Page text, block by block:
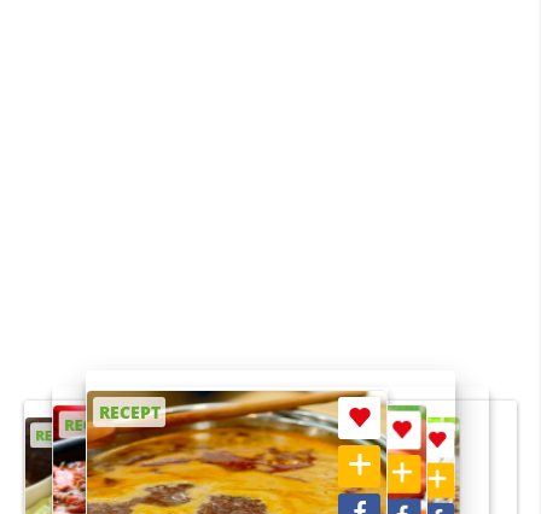
RECEPT
RECEPT
RECEPT
RECEPT
RECEPT